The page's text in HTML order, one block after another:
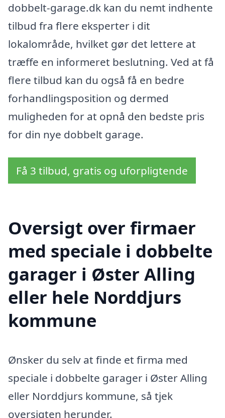
dobbelt-garage.dk kan du nemt indhente
tilbud fra flere eksperter i dit
lokalområde, hvilket gør det lettere at
træffe en informeret beslutning. Ved at få
flere tilbud kan du også få en bedre
forhandlingsposition og dermed
muligheden for at opnå den bedste pris
for din nye dobbelt garage.
Få 3 tilbud, gratis og uforpligtende
Oversigt over firmaer
med speciale i dobbelte
garager i Øster Alling
eller hele Norddjurs
kommune
Ønsker du selv at finde et firma med
speciale i dobbelte garager i Øster Alling
eller Norddjurs kommune, så tjek
oversigten herunder.